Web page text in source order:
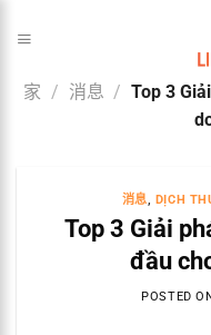
家 / 消息 / Top 3
消息, DỊCH
Top 3 Giải
đầu
POSTED